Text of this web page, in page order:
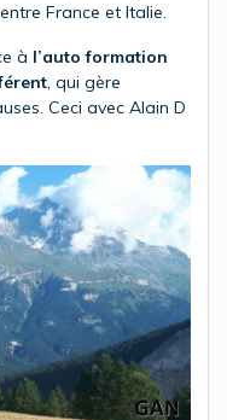
France et Italie.
à l’auto formation
, qui gère
Ceci avec Alain D